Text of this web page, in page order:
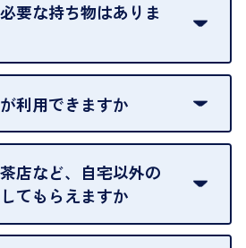
要な持ち物はありま
ご用意ください。ご利用になれる書
確認ください。
利用できますか
、保護者の同意があってもご利用い
店など、自宅以外の
てもらえますか
査定はお引き受けできません。ご指